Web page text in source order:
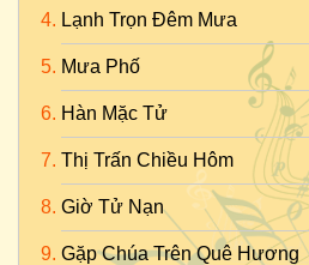
Lạnh Trọn Đêm Mưa
Mưa Phố
Hàn Mặc Tử
Thị Trấn Chiều Hôm
Giờ Tử Nạn
Gặp Chúa Trên Quê Hương